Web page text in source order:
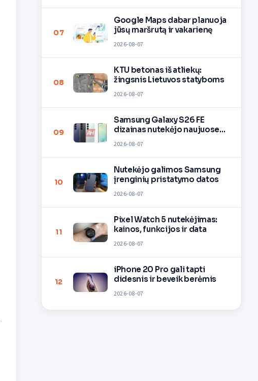
07
Google Maps dabar planuoja
jūsų maršrutą ir vakarienę
2026-08-07
08
KTU betonas iš atliekų:
žingsnis Lietuvos statyboms
2026-08-07
09
Samsung Galaxy S26 FE
dizainas nutekėjo naujuose
2026-08-07
10
Nutekėjo galimos Samsung
įrenginių pristatymo datos
2026-08-07
11
Pixel Watch 5 nutekėjimas:
kainos, funkcijos ir data
2026-08-07
12
iPhone 20 Pro gali tapti
didesnis ir beveik berėmis
2026-08-07